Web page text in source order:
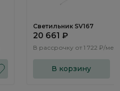
Светильник SV167
20 661 ₽
В рассрочку от 1 722 ₽/
В корзину